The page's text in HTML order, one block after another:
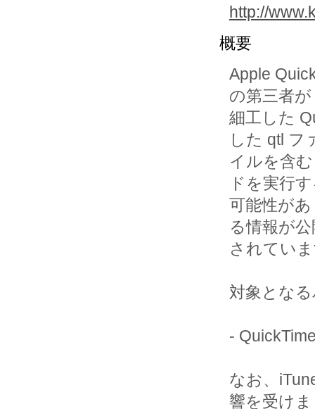
http://
概要
Apple
の第三者が
細工した
した qtl フ
イルを含
ドを実行
可能性が
る情報が公
されてい
対象とな
-
なお、
響を受けま